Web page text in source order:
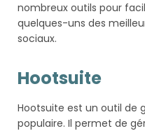
nombreux outils pour
quelques-uns des
sociaux.
Hootsuite
Hootsuite est un outil de
populaire. Il permet de